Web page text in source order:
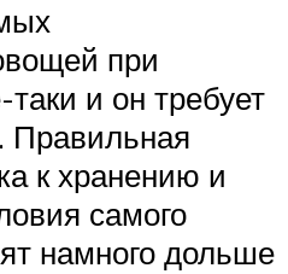
при
и он требует
Правильная
к хранению и
самого
намного дольше